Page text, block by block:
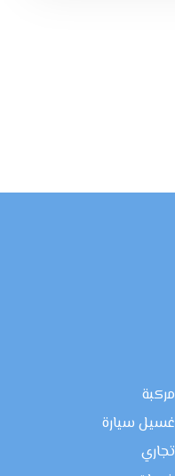
مركبة
غسيل سيارة
تجاري